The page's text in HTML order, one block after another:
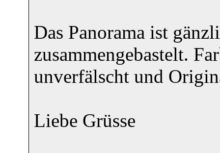
Das Panorama ist
zusammengebastelt.
unverfälscht und
Liebe Grüsse